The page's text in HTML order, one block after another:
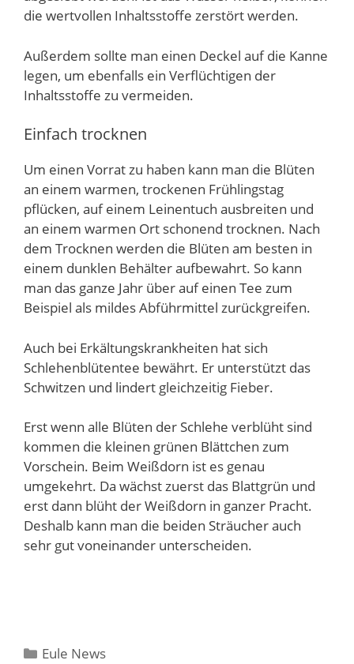
die wertvollen Inhaltsstoffe zerstört werden.
Außerdem sollte man einen Deckel auf die Kanne
legen, um ebenfalls ein Verflüchtigen der
Inhaltsstoffe zu vermeiden.
Einfach trocknen
Um einen Vorrat zu haben kann man die Blüten
an einem warmen, trockenen Frühlingstag
pflücken, auf einem Leinentuch ausbreiten und
an einem warmen Ort schonend trocknen. Nach
dem Trocknen werden die Blüten am besten in
einem dunklen Behälter aufbewahrt. So kann
man das ganze Jahr über auf einen Tee zum
Beispiel als mildes Abführmittel zurückgreifen.
Auch bei Erkältungskrankheiten hat sich
Schlehenblütentee bewährt. Er unterstützt das
Schwitzen und lindert gleichzeitig Fieber.
Erst wenn alle Blüten der Schlehe verblüht sind
kommen die kleinen grünen Blättchen zum
Vorschein. Beim Weißdorn ist es genau
umgekehrt. Da wächst zuerst das Blattgrün und
erst dann blüht der Weißdorn in ganzer Pracht.
Deshalb kann man die beiden Sträucher auch
sehr gut voneinander unterscheiden.
Kategorien
Eule News